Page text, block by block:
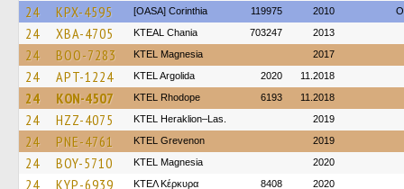
24 KPX-4595 [OASA] Corinthia 119975 2010
24 XBA-4705 KTEAL Chania 703247 2013
24 BOO-7283 ΚΤΕL Magnesia 2017
24 APT-1224 KTEL Argolida 2020 11.2018
24 KON-4507 KTEL Rhodope 6193 11.2018
24 HZZ-4075 KTEL Heraklion–Las. 2019
24 PNE-4761 ΚΤΕL Grevenon 2019
24 BOY-5710 ΚΤΕL Magnesia 2020
24 KYP-6939 ΚΤΕΛ Κέρκυρα 8408 2020